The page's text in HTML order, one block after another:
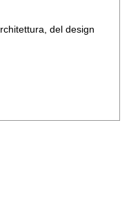
del design